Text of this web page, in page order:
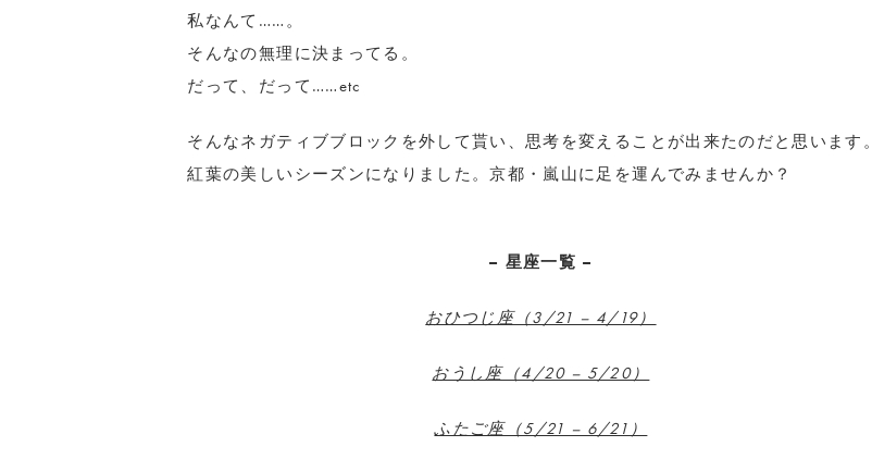
私なんて……。
そんなの無理に決まってる。
だって、だって……etc
そんなネガティブブロックを外して貰い、思考を変えることが出来たのだと思います。
紅葉の美しいシーズンになりました。京都・嵐山に足を運んでみませんか？
– 星座一覧 –
おひつじ座（3/21 – 4/19）
おうし座（4/20 – 5/20）
ふたご座（5/21 – 6/21）